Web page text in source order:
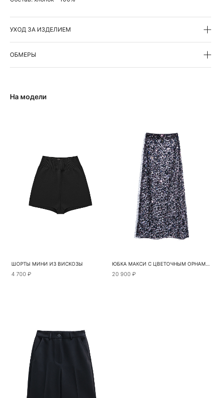
УХОД ЗА ИЗДЕЛИЕМ
ОБМЕРЫ
На модели
ШОРТЫ МИНИ ИЗ ВИСКОЗЫ
4 700 ₽
ЮБКА МАКСИ С ЦВЕТОЧНЫМ ОРНАМЕНТОМ
20 900 ₽